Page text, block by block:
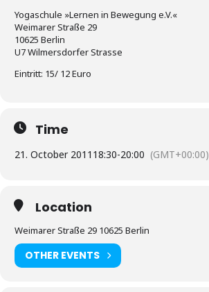
Yogaschule »Lernen in Bewegung e.V.«
Weimarer Straße 29
10625 Berlin
U7 Wilmersdorfer Strasse
Eintritt: 15/ 12 Euro
Time
21. October 2011 18:30-20:00 (GMT+00:00)
Location
Weimarer Straße 29 10625 Berlin
OTHER EVENTS